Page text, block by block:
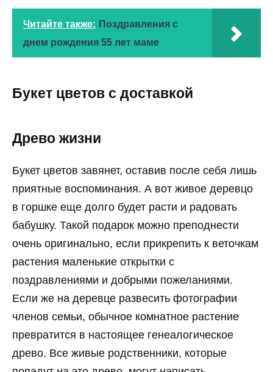
Читайте также: Поздравления с
днем рождения 55 лет маме
Букет цветов с доставкой
Древо жизни
Букет цветов завянет, оставив после себя лишь
приятные воспоминания. А вот живое деревцо
в горшке еще долго будет расти и радовать
бабушку. Такой подарок можно преподнести
очень оригинально, если прикрепить к веточкам
растения маленькие открытки с
поздравлениями и добрыми пожеланиями.
Если же на деревце развесить фотографии
членов семьи, обычное комнатное растение
превратится в настоящее генеалогическое
древо. Все живые родственники, которые